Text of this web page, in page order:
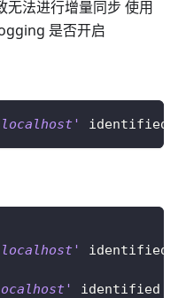
无法进行增量同步 使用
是否开启
identified
identified
identified